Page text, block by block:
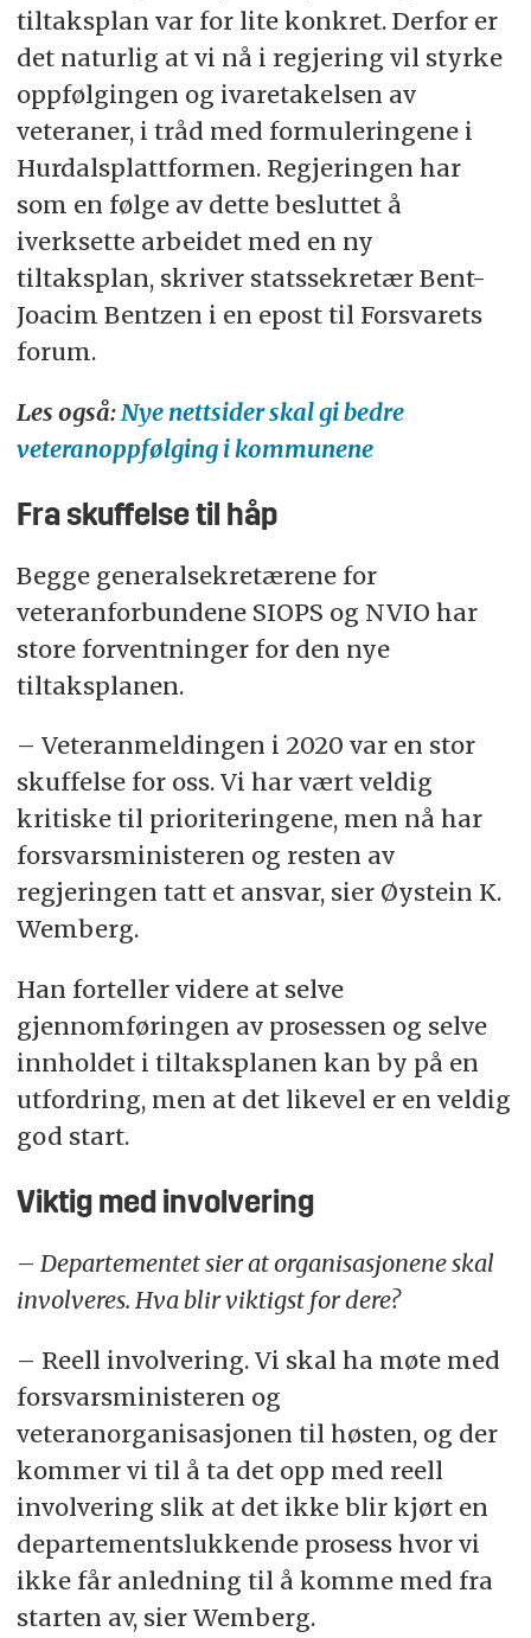
tiltaksplan var for lite konkret. Derfor er
det naturlig at vi nå i regjering vil styrke
oppfølgingen og ivaretakelsen av
veteraner, i tråd med formuleringene i
Hurdalsplattformen. Regjeringen har
som en følge av dette besluttet å
iverksette arbeidet med en ny
tiltaksplan, skriver statssekretær Bent-
Joacim Bentzen i en epost til Forsvarets
forum.
Les også:Nye nettsider skal gi bedre
veteranoppfølging i kommunene
Fra skuffelse til håp
Begge generalsekretærene for
veteranforbundene SIOPS og NVIO har
store forventninger for den nye
tiltaksplanen.
– Veteranmeldingen i 2020 var en stor
skuffelse for oss. Vi har vært veldig
kritiske til prioriteringene, men nå har
forsvarsministeren og resten av
regjeringen tatt et ansvar, sier Øystein K.
Wemberg.
Han forteller videre at selve
gjennomføringen av prosessen og selve
innholdet i tiltaksplanen kan by på en
utfordring, men at det likevel er en veldig
god start.
Viktig med involvering
– Departementet sier at organisasjonene skal
involveres. Hva blir viktigst for dere?
– Reell involvering. Vi skal ha møte med
forsvarsministeren og
veteranorganisasjonen til høsten, og der
kommer vi til å ta det opp med reell
involvering slik at det ikke blir kjørt en
departementslukkende prosess hvor vi
ikke får anledning til å komme med fra
starten av, sier Wemberg.